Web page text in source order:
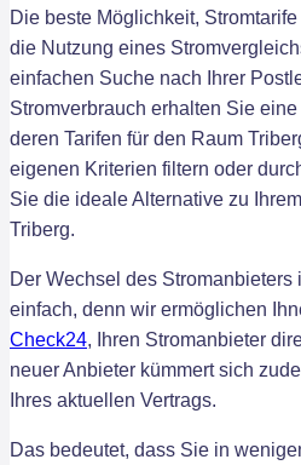
Die beste Möglichkeit,
die Nutzung eines
einfachen Suche nach Ihrer
Stromverbrauch erhalten Sie
deren Tarifen für den Raum
eigenen Kriterien filtern oder
Sie die ideale Alternative zu
Triberg.
Der Wechsel des Stromanbieters
einfach, denn wir ermöglichen
Check24, Ihren Stromanbieter
neuer Anbieter kümmert sich
Ihres aktuellen Vertrags.
Das bedeutet, dass Sie in